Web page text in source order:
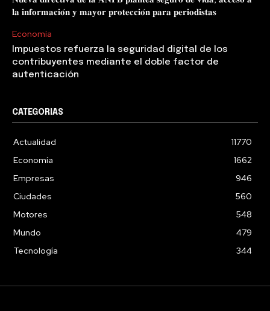
𝐥𝐚 𝐢𝐧𝐟𝐨𝐫𝐦𝐚𝐜𝐢𝐨́𝐧 𝐲 𝐦𝐚𝐲𝐨𝐫 𝐩𝐫𝐨𝐭𝐞𝐜𝐜𝐢𝐨́𝐧 𝐩𝐚𝐫𝐚 𝐩𝐞𝐫𝐢𝐨𝐝𝐢𝐬𝐭𝐚𝐬
Economía
Impuestos refuerza la seguridad digital de los
contribuyentes mediante el doble factor de
autenticación
CATEGORIAS
Actualidad
11770
Economía
1662
Empresas
946
Ciudades
560
Motores
548
Mundo
479
Tecnología
344